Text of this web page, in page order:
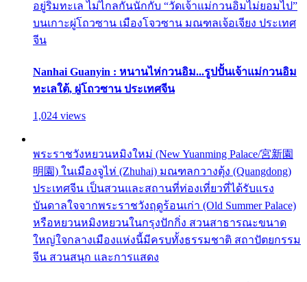
อยู่ริมทะเล ไม่ไกลกันนักกับ “วัดเจ้าแม่กวนอิมไม่ยอมไป”
บนเกาะผู่โถวซาน เมืองโจวซาน มณฑลเจ้อเจียง ประเทศ
จีน
Nanhai Guanyin : หนานไห่กวนอิม...รูปปั้นเจ้าแม่กวนอิม
ทะเลใต้, ผู่โถวซาน ประเทศจีน
1,024 views
พระราชวังหยวนหมิงใหม่ (New Yuanming Palace/宮新園
明園) ในเมืองจูไห่ (Zhuhai) มณฑลกวางตุ้ง (Quangdong)
ประเทศจีน เป็นสวนและสถานที่ท่องเที่ยวที่ได้รับแรง
บันดาลใจจากพระราชวังฤดูร้อนเก่า (Old Summer Palace)
หรือหยวนหมิงหยวนในกรุงปักกิ่ง สวนสาธารณะขนาด
ใหญ่ใจกลางเมืองแห่งนี้มีครบทั้งธรรมชาติ สถาปัตยกรรม
จีน สวนสนุก และการแสดง